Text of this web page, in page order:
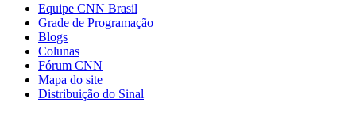
Equipe CNN Brasil
Grade de Programação
Blogs
Colunas
Fórum CNN
Mapa do site
Distribuição do Sinal